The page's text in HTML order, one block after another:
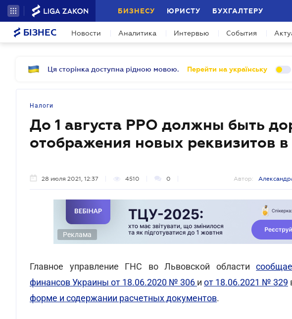
БИЗНЕСУ ЮРИСТУ БУХГАЛТЕРУ
БІЗНЕС Новости Аналитика Интервью События
Ця сторінка доступна рідною мовою. Перейти на українську
Налоги
До 1 августа РРО должны быть
отображения новых реквизитов в
28 июля 2021, 12:37 4510 0 Автор:
Реклама
Главное управление ГНС во Львовской области
финансов Украины от 18.06.2020 № 306 и от 18.06.2021 № 329
форме и содержании расчетных документов.